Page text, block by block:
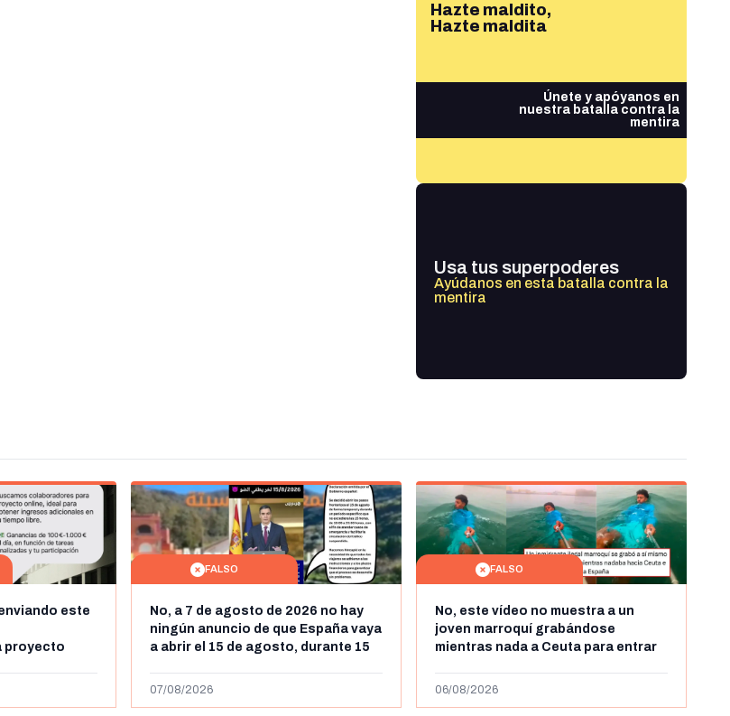
Hazte maldito,
Hazte maldita
Únete y apóyanos en
nuestra batalla contra la
mentira
Usa tus superpoderes
Ayúdanos en esta batalla contra la
mentira
este
proyecto
timo
FALSO
No, a 7 de agosto de 2026 no hay
ningún anuncio de que España vaya
a abrir el 15 de agosto, durante 15
y Ceuta
07/08/2026
FALSO
No, este vídeo no muestra a un
joven marroquí grabándose
mientras nada a Ceuta para entrar
más de 450km de Ceuta y el autor lo
06/08/2026